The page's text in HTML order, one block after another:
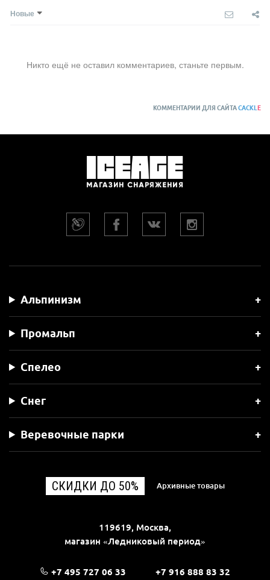
Новые
Никто ещё не оставил комментариев, станьте первым.
КОММЕНТАРИИ ДЛЯ САЙТАCACKL E
Альпинизм
Промальп
Спелео
Снег
Веревочные парки
СКИДКИ ДО 50% Архивные товары
119619, Москва,
магазин «Ледниковый период»
+7 495 727 06 33 +7 916 888 83 32